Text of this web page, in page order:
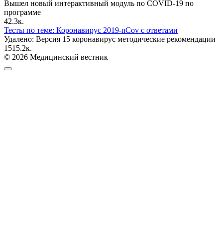
Вышел новый интерактивный модуль по COVID-19 по
программе
42.3к.
Тесты по теме: Коронавирус 2019-nCov с ответами
Удалено: Версия 15 коронавирус методические рекомендации
1515.2к.
© 2026 Медицинский вестник